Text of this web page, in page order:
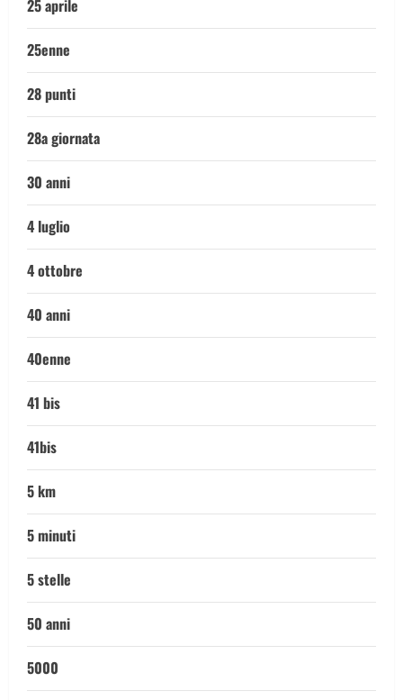
25 aprile
25enne
28 punti
28a giornata
30 anni
4 luglio
4 ottobre
40 anni
40enne
41 bis
41bis
5 km
5 minuti
5 stelle
50 anni
5000